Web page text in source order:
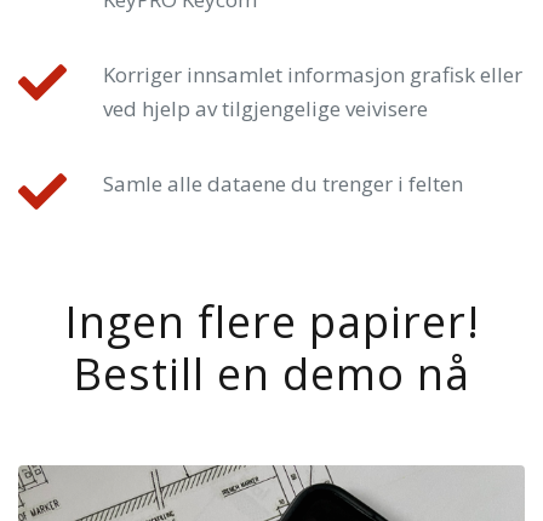
Korriger innsamlet informasjon grafisk eller
ved hjelp av tilgjengelige veivisere
Samle alle dataene du trenger i felten
Ingen flere papirer!
Bestill en demo nå